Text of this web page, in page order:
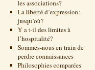
les associations?
La liberté d’expression:
jusqu’où?
Y a t-il des limites à
l’hospitalité?
Sommes-nous en train de
perdre connaissances
Philosophies comparées